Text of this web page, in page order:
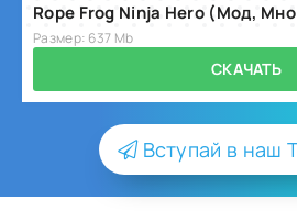
Размер: 637 Mb
СКАЧАТЬ
Вступай в наш